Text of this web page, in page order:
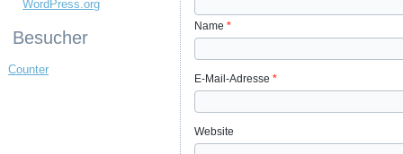
WordPress.org
Besucher
Counter
Name *
E-Mail-Adresse *
Website